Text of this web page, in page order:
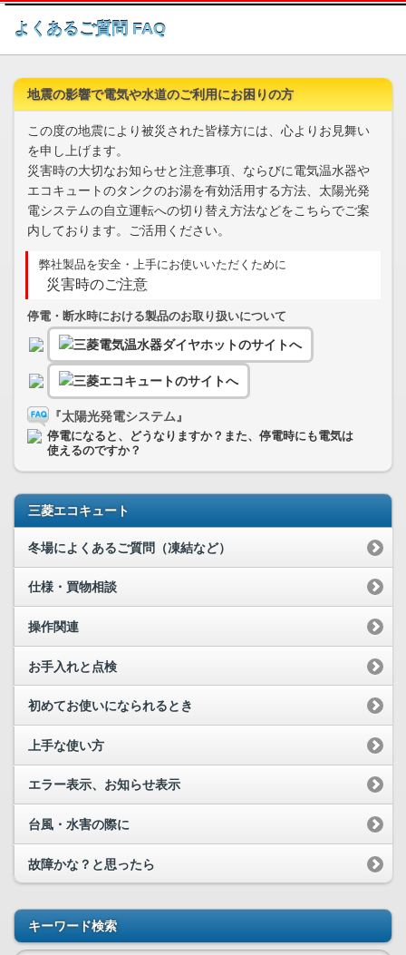
このページの本文へ
よくあるご質問 FAQ
地震の影響で電気や水道のご利用にお困りの方
この度の地震により被災された皆様方には、心よりお見舞い
を申し上げます。
災害時の大切なお知らせと注意事項、ならびに電気温水器や
エコキュートのタンクのお湯を有効活用する方法、太陽光発
電システムの自立運転への切り替え方法などをこちらでご案
内しております。ご活用ください。
弊社製品を安全・上手にお使いいただくために
災害時のご注意
停電・断水時における製品のお取り扱いについて
『太陽光発電システム』
停電になると、どうなりますか？また、停電時にも電気は
使えるのですか？
三菱エコキュート
冬場によくあるご質問（凍結など）
仕様・買物相談
操作関連
お手入れと点検
初めてお使いになられるとき
上手な使い方
エラー表示、お知らせ表示
台風・水害の際に
故障かな？と思ったら
キーワード検索